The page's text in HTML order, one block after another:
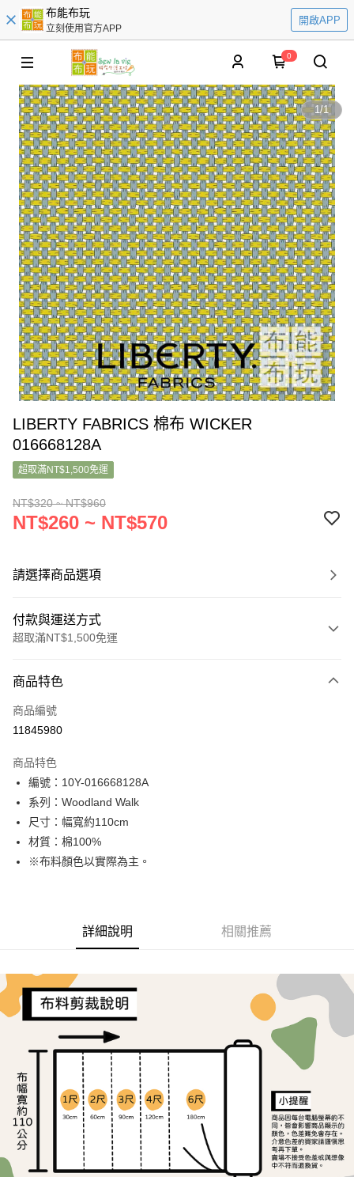
布能布玩
立刻使用官方APP
開啟APP
0
1/1
LIBERTY FABRICS 棉布 WICKER
016668128A
超取滿NT$1,500免運
NT$320 ~ NT$960
NT$260 ~ NT$570
請選擇商品選項
付款與運送方式
超取滿NT$1,500免運
信用卡一次付款
超商取貨付款
Apple Pay
街口支付
Google Pay
AFTEE先享後付
１．簡單：不需註冊會員、不需綁卡、不需儲值。
３．安心：先確認商品／服務後，再付款。
【「AFTEE先享後付」結帳流程】
１．於結帳方式選擇「AFTEE先享後付」後，將跳轉至「AFTEE先享後付」
結帳頁面，進行簡訊認證並確認金額後，即可完成結帳。
２．訂單成立數日內，您將收到繳費通知簡訊。
３．收到繳費通知簡訊後14天內，點擊此簡訊中的連結，可透過四大超商／
ATM／網路銀行／等多元方式進行付款，方視為交易完成。
※ 請注意：結帳手續完成當下不需立刻繳費，但若您需要取消訂單，請聯絡
購買商品的店家。未經商家同意取消之訂單仍視為有效，需透過AFTEE先享
後付繳納相關費用。
※ 交易是否成功請以「AFTEE先享後付 」之結帳頁面顯示為準，若有關於
是否繳費成功／繳費後需取消欲退款等相關疑問，請聯繫「AFTEE先享後付
客戶支援中心」 https://netprotections.freshdesk.com/support/home
全家取貨付款
每筆NT$65，滿NT$1,500(含以上)免運費
每筆NT$65，滿NT$1,500(含以上)免運費
宅配
每筆NT$150，滿NT$1,500(含以上)免運費
離島宅配
每筆NT$240
商品特色
商品編號
11845980
商品特色
編號：10Y-016668128A
系列：Woodland Walk
尺寸：幅寬約110cm
材質：棉100%
※布料顏色以實際為主。
詳細說明 相關推薦